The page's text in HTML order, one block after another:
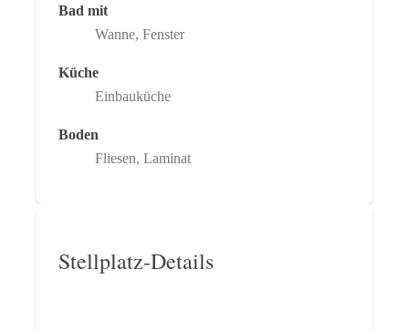
Bad mit
Wanne, Fenster
Küche
Einbauküche
Boden
Fliesen, Laminat
Stellplatz-Details